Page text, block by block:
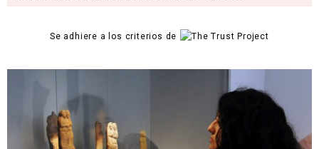
Se adhiere a los criterios de